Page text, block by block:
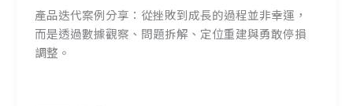
產品迭代案例分享：從挫敗到成長的過程並非幸運，
而是透過數據觀察、問題拆解、定位重建與勇敢停損
調整。
與
迭
代